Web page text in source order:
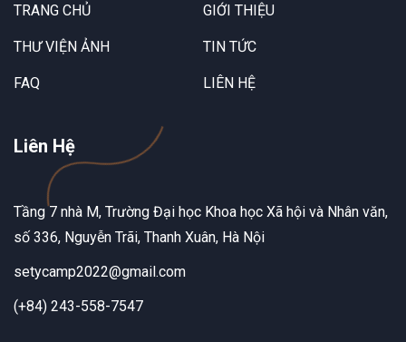
TRANG CHỦ GIỚI THIỆU
THƯ VIỆN ẢNH TIN TỨC
FAQ LIÊN HỆ
Liên Hệ
Tầng 7 nhà M, Trường Đại học Khoa học Xã hội và Nhân văn,
số 336, Nguyễn Trãi, Thanh Xuân, Hà Nội
setycamp2022@gmail.com
(+84) 243-558-7547